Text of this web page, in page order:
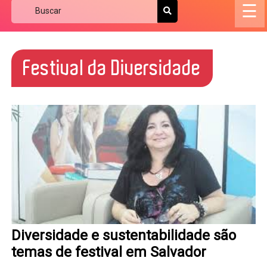
☰
Festival da Diversidade
Diversidade e sustentabilidade são
temas de festival em Salvador